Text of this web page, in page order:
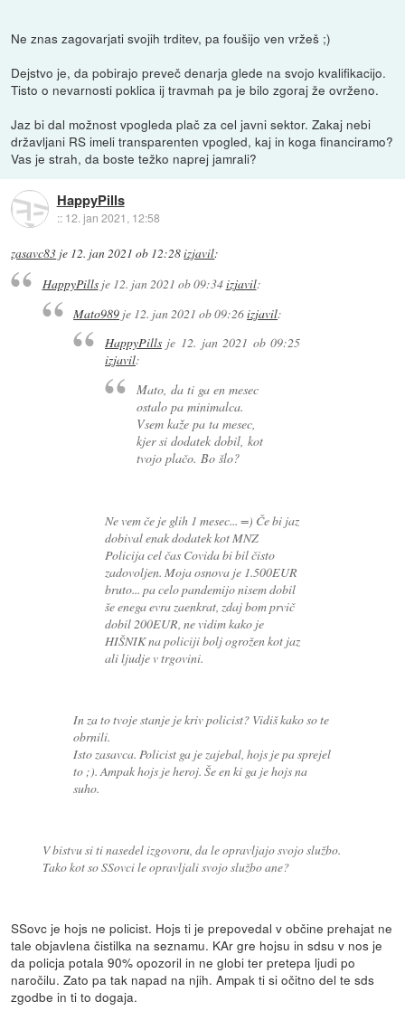
Ne znas zagovarjati svojih trditev, pa foušijo ven vržeš ;)
Dejstvo je, da pobirajo preveč denarja glede na svojo kvalifikacijo.
Tisto o nevarnosti poklica ij travmah pa je bilo zgoraj že ovrženo.
Jaz bi dal možnost vpogleda plač za cel javni sektor. Zakaj nebi
državljani RS imeli transparenten vpogled, kaj in koga financiramo?
Vas je strah, da boste težko naprej jamrali?
HappyPills
:: 12. jan 2021, 12:58
zasavc83 je 12. jan 2021 ob 12:28izjavil:
HappyPillsje 12. jan 2021 ob 09:34izjavil:
Mato989 je 12. jan 2021 ob 09:26izjavil:
HappyPillsje 12. jan 2021 ob 09:25
izjavil:
Mato, da ti ga en mesec
ostalo pa minimalca.
Vsem kaže pa ta mesec,
kjer si dodatek dobil, kot
tvojo plačo. Bo šlo?
Ne vem če je glih 1 mesec... =) Če bi jaz
dobival enak dodatek kot MNZ
Policija cel čas Covida bi bil čisto
zadovoljen. Moja osnova je 1.500EUR
bruto... pa celo pandemijo nisem dobil
še enega evra zaenkrat, zdaj bom prvič
dobil 200EUR, ne vidim kako je
HIŠNIK na policiji bolj ogrožen kot jaz
ali ljudje v trgovini.
In za to tvoje stanje je kriv policist? Vidiš kako so te
obrnili.
Isto zasavca. Policist ga je zajebal, hojs je pa sprejel
to ;). Ampak hojs je heroj. Še en ki ga je hojs na
suho.
V bistvu si ti nasedel izgovoru, da le opravljajo svojo službo.
Tako kot so SSovci le opravljali svojo službo ane?
SSovc je hojs ne policist. Hojs ti je prepovedal v občine prehajat ne
tale objavlena čistilka na seznamu. KAr gre hojsu in sdsu v nos je
da policja potala 90% opozoril in ne globi ter pretepa ljudi po
naročilu. Zato pa tak napad na njih. Ampak ti si očitno del te sds
zgodbe in ti to dogaja.